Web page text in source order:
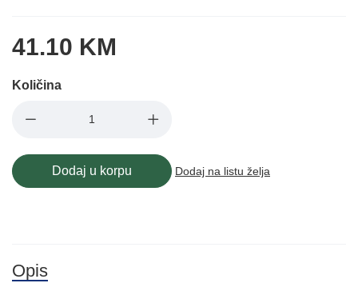
41.10 KM
Količina
Dodaj u korpu Dodaj na listu želja
Opis